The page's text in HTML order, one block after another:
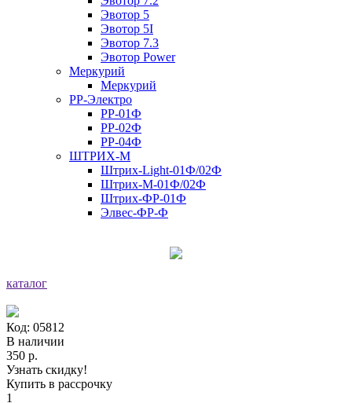
Эвотор 5
Эвотор 5I
Эвотор 7.3
Эвотор Power
Меркурий
Меркурий
РР-Электро
РР-01Ф
РР-02Ф
РР-04Ф
ШТРИХ-М
Штрих-Light-01Ф/02Ф
Штрих-М-01Ф/02Ф
Штрих-ФР-01Ф
Элвес-ФР-Ф
каталог
Код: 05812
В наличии
350 р.
Узнать скидку!
Купить в рассрочку
1